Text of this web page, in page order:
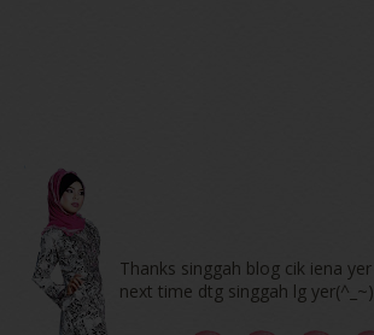
Thanks singgah blog cik iena yer
next time dtg singgah lg yer(^_~)